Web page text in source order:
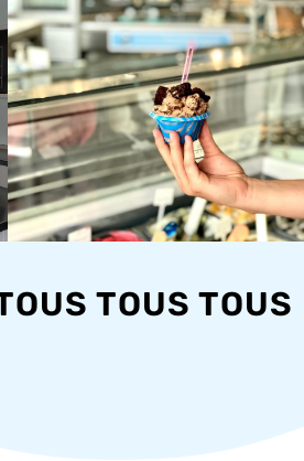
TOUS TOUS